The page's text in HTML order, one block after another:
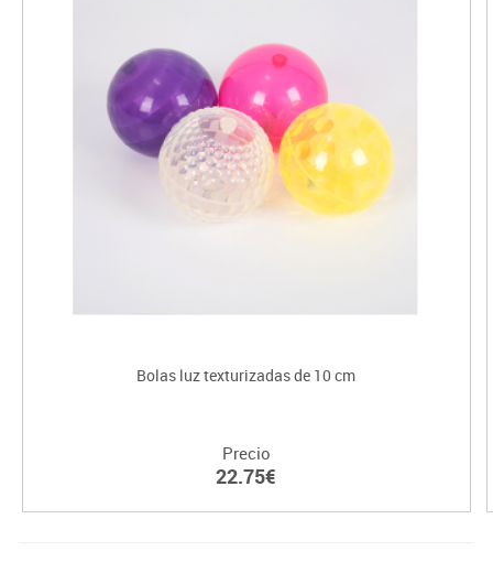
Bolas luz texturizadas de 10 cm
Precio
22.75€